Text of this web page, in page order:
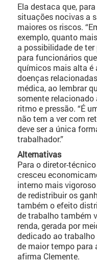
Ela destaca que,
situações nocivas a
maiores os riscos.
exemplo, quanto
a possibilidade de
para funcionários
químicos mais alta é
doenças
médica, ao lembrar
somente relacionado
ritmo e pressão. “É
não tem a ver com
deve ser a única
trabalhador.”
Alternativas
Para o diretor-
cresceu
interno mais
de redistribuir os
também o efeito
de trabalho também
renda, gerada por
dedicado ao
de maior tempo para
afirma Clemente.